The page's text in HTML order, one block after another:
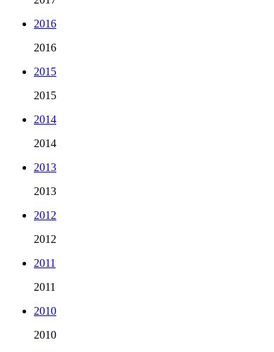
2016
2016
2015
2015
2014
2014
2013
2013
2012
2012
2011
2011
2010
2010